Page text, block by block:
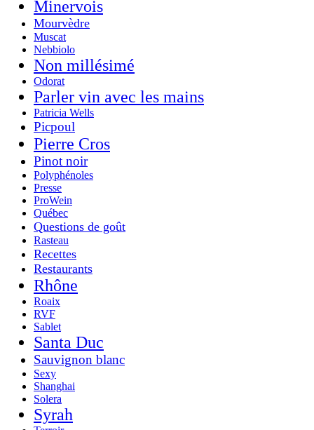
Minervois
Mourvèdre
Muscat
Nebbiolo
Non millésimé
Odorat
Parler vin avec les mains
Patricia Wells
Picpoul
Pierre Cros
Pinot noir
Polyphénoles
Presse
ProWein
Québec
Questions de goût
Rasteau
Recettes
Restaurants
Rhône
Roaix
RVF
Sablet
Santa Duc
Sauvignon blanc
Sexy
Shanghai
Solera
Syrah